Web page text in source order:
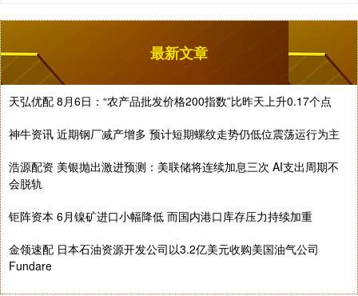
最新文章
天弘优配 8月6日：“农产品批发价格200指数”比昨天上升0.17个点
神牛资讯 近期钢厂减产增多 预计短期螺纹走势仍低位震荡运行为主
浩源配资 美银抛出激进预测：美联储将连续加息三次 AI支出周期不
会脱轨
钜阵资本 6月镍矿进口小幅降低 而国内港口库存压力持续加重
金领速配 日本石油资源开发公司以3.2亿美元收购美国油气公司
Fundare